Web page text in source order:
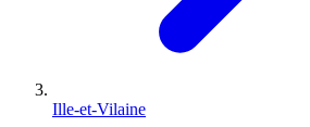
Ille-et-Vilaine